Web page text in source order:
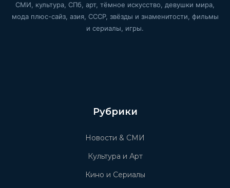
СМИ, культура, СПб, арт, тёмное искусство, девушки мира,
мода плюс-сайз, азия, СССР, звёзды и знаменитости, фильмы
и сериалы, игры.
Рубрики
Новости & СМИ
Культура и Арт
Кино и Сериалы